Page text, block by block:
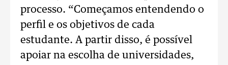
processo. “Começamos entendendo o
perfil e os objetivos de cada
estudante. A partir disso, é possível
apoiar na escolha de universidades,